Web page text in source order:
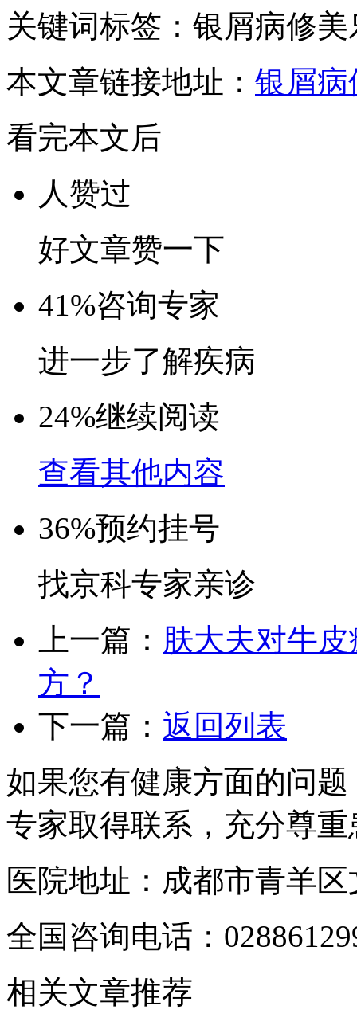
关键词标签：银屑病修
本文章链接地址： 银屑病
看完本文后
人赞过
好文章赞一下
41%咨询专家
进一步了解疾病
24%继续阅读
查看其他内容
36%预约挂号
找京科专家亲诊
上一篇： 肤大夫对牛
方？
下一篇： 返回列表
如果您有健康方面的问
专家取得联系，充分尊
医院地址：成都市青羊
全国咨询电话：
相关文章推荐